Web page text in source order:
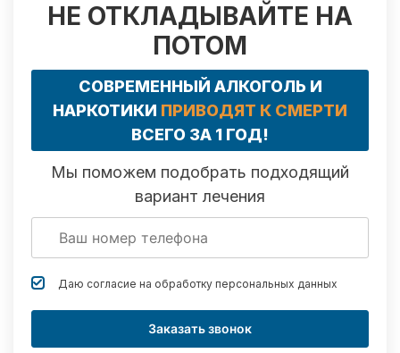
НЕ ОТКЛАДЫВАЙТЕ НА
ПОТОМ
СОВРЕМЕННЫЙ АЛКОГОЛЬ И
НАРКОТИКИ ПРИВОДЯТ К СМЕРТИ
ВСЕГО ЗА 1 ГОД!
Мы поможем подобрать подходящий
вариант лечения
Даю согласие на обработку персональных данных
Заказать звонок